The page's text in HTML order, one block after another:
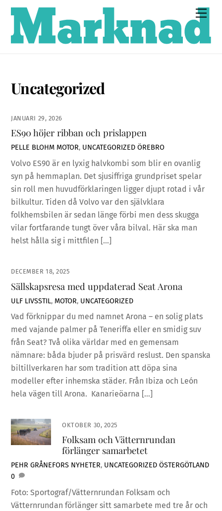
Skip
content
Uncategorized
JANUARI 29, 2026
ES90 höjer ribban och prislappen
PELLE BLOHM MOTOR, UNCATEGORIZED ÖREBRO
Volvo ES90 är en lyxig halvkombi som blir en ovanlig
syn på hemmaplan. Det sjusiffriga grundpriset spelar
sin roll men huvudförklaringen ligger djupt rotad i vår
bilkultur. Tiden då Volvo var den självklara
folkhemsbilen är sedan länge förbi men dess skugga
vilar fortfarande tungt över våra bilval. Här ska man
helst hålla sig i mittfilen […]
DECEMBER 18, 2025
Sällskapsresa med uppdaterad Seat Arona
ULF LIVSSTIL, MOTOR, UNCATEGORIZED
Vad förknippar du med namnet Arona – en solig plats
med vajande palmer på Teneriffa eller en smidig suv
från Seat? Två olika världar med en gemensam
nämnare: båda bjuder på prisvärd reslust. Den spanska
biltillverkaren har som tradition att döpa sina
modeller efter inhemska städer. Från Ibiza och León
hela vägen till Arona. Kanarieöarna […]
OKTOBER 30, 2025
Folksam och Vätternrundan
förlänger samarbetet
PEHR GRÅNEFORS NYHETER, UNCATEGORIZED ÖSTERGÖTLAND
0
Foto: Sportograf/Vätternrundan Folksam och
Vätternrundan förlänger sitt samarbete med tre år och